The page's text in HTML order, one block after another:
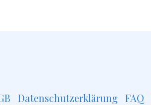
Datenschutzerklärung FAQ